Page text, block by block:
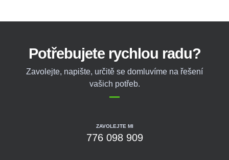
Potřebujete rychlou radu?
Zavolejte, napište, určitě se domluvíme na řešení
vašich potřeb.
ZAVOLEJTE MI
776 098 909